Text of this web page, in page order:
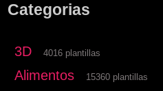
Categorias
3D 4016 plantillas
Alimentos 15360 plantillas